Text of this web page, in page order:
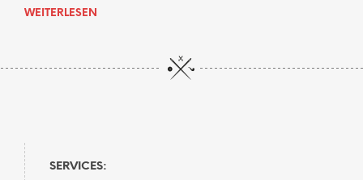
WEITERLESEN
SERVICES: